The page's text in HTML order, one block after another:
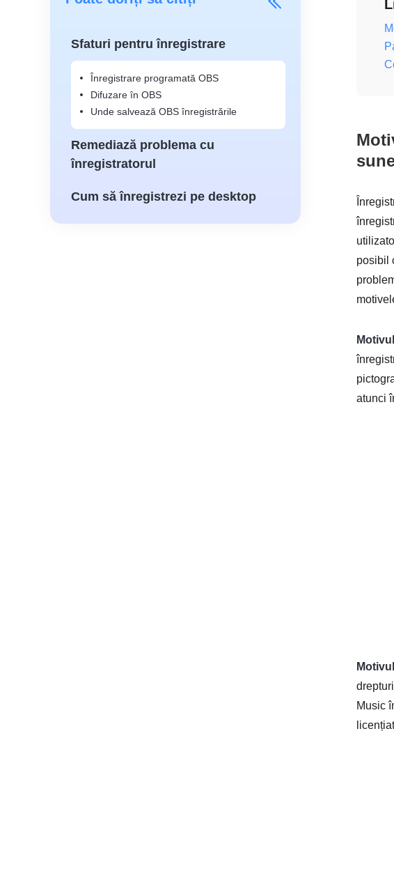
Sfaturi pentru înregistrare
Înregistrare programată OBS
Difuzare în OBS
Unde salvează OBS înregistrările
Remediază problema cu
înregistratorul
Cum să înregistrezi pe desktop
posibil
atunci
Music